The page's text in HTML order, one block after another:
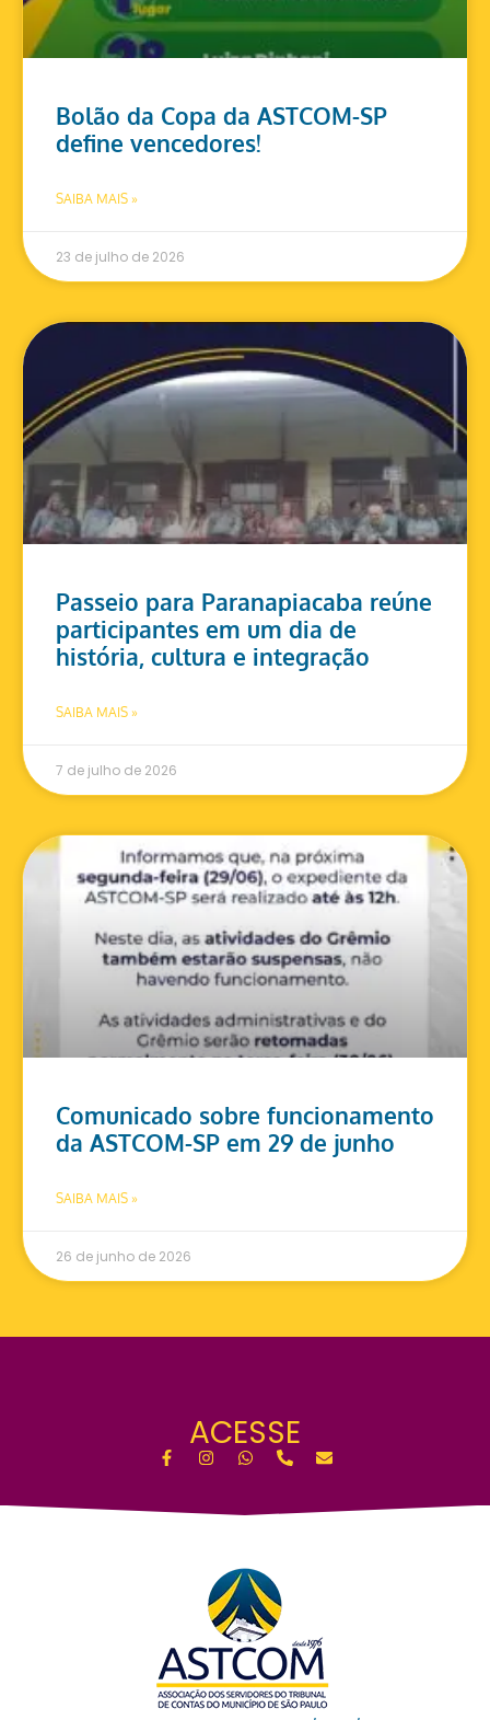
Bolão da Copa da ASTCOM-SP
define vencedores!
SAIBA MAIS »
23 de julho de 2026
Passeio para Paranapiacaba reúne
participantes em um dia de
história, cultura e integração
SAIBA MAIS »
7 de julho de 2026
Comunicado sobre funcionamento
da ASTCOM-SP em 29 de junho
SAIBA MAIS »
26 de junho de 2026
ACESSE